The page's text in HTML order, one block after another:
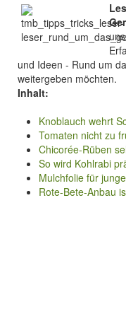
und Ideen - Rund um
weitergeben möchten.
Inhalt:
Knoblauch wehrt
Tomaten nicht zu
Chicorée-Rüben
So wird Kohlrabi
Mulchfolie für
Rote-Bete-Anbau